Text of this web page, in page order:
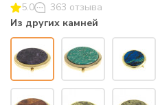
5.0
363 отзыва
Из других камней